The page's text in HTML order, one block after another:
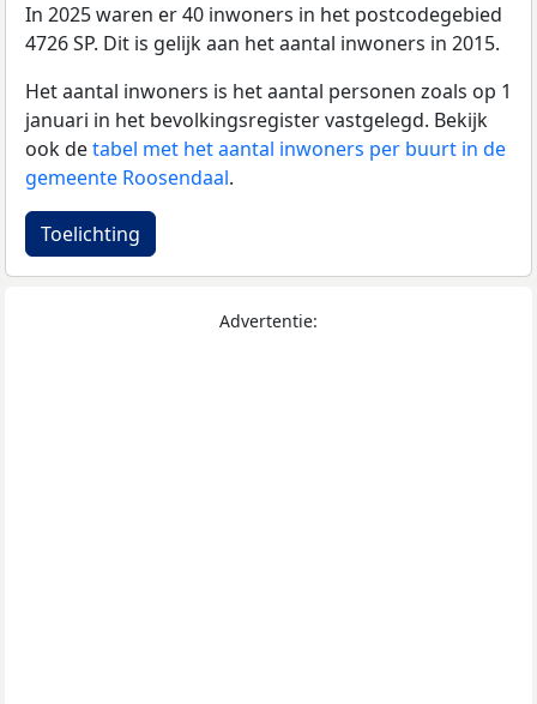
In 2025 waren er 40 inwoners in het postcodegebied
4726 SP. Dit is gelijk aan het aantal inwoners in 2015.
Het aantal inwoners is het aantal personen zoals op 1
januari in het bevolkingsregister vastgelegd. Bekijk
ook detabel met het aantal inwoners per buurt in de
gemeente Roosendaal.
Toelichting
Advertentie: